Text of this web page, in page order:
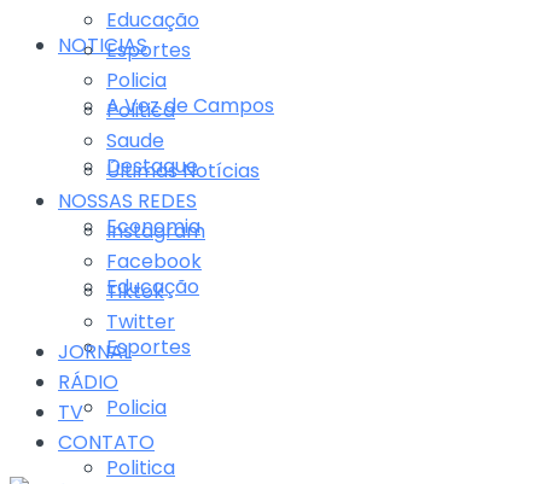
NOTICIAS
A Voz de Campos
Destaque
Economia
Educação
Esportes
Policia
Politica
Educação
Esportes
Policia
Politica
Saude
Últimas Notícias
NOSSAS REDES
Instagram
Facebook
Tiktok
Twitter
JORNAL
RÁDIO
TV
CONTATO